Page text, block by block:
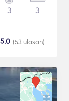
3 3
(53 ulasan)
5.0